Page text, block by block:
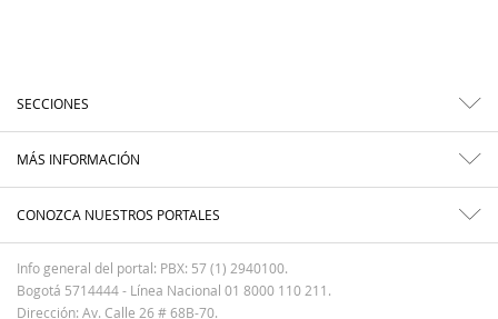
SECCIONES
MÁS INFORMACIÓN
CONOZCA NUESTROS PORTALES
Info general del portal: PBX: 57 (1) 2940100.
Bogotá 5714444 - Línea Nacional 01 8000 110 211.
Dirección: Av. Calle 26 # 68B-70.